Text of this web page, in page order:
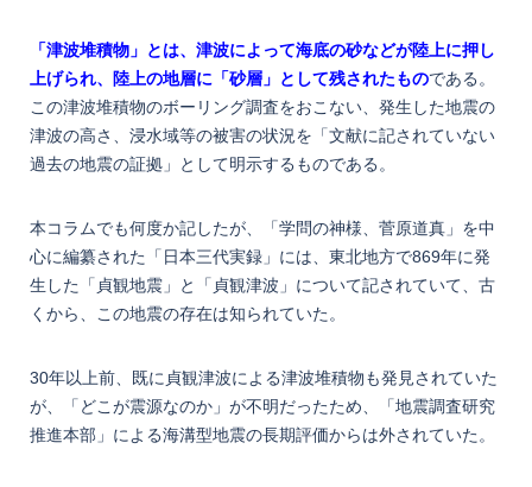
「津波堆積物」とは、津波によって海底の砂などが陸上に押し
上げられ、陸上の地層に「砂層」として残されたものである。
この津波堆積物のボーリング調査をおこない、発生した地震の
津波の高さ、浸水域等の被害の状況を「文献に記されていない
過去の地震の証拠」として明示するものである。
本コラムでも何度か記したが、「学問の神様、菅原道真」を中
心に編纂された「日本三代実録」には、東北地方で869年に発
生した「貞観地震」と「貞観津波」について記されていて、古
くから、この地震の存在は知られていた。
30年以上前、既に貞観津波による津波堆積物も発見されていた
が、「どこが震源なのか」が不明だったため、「地震調査研究
推進本部」による海溝型地震の長期評価からは外されていた。